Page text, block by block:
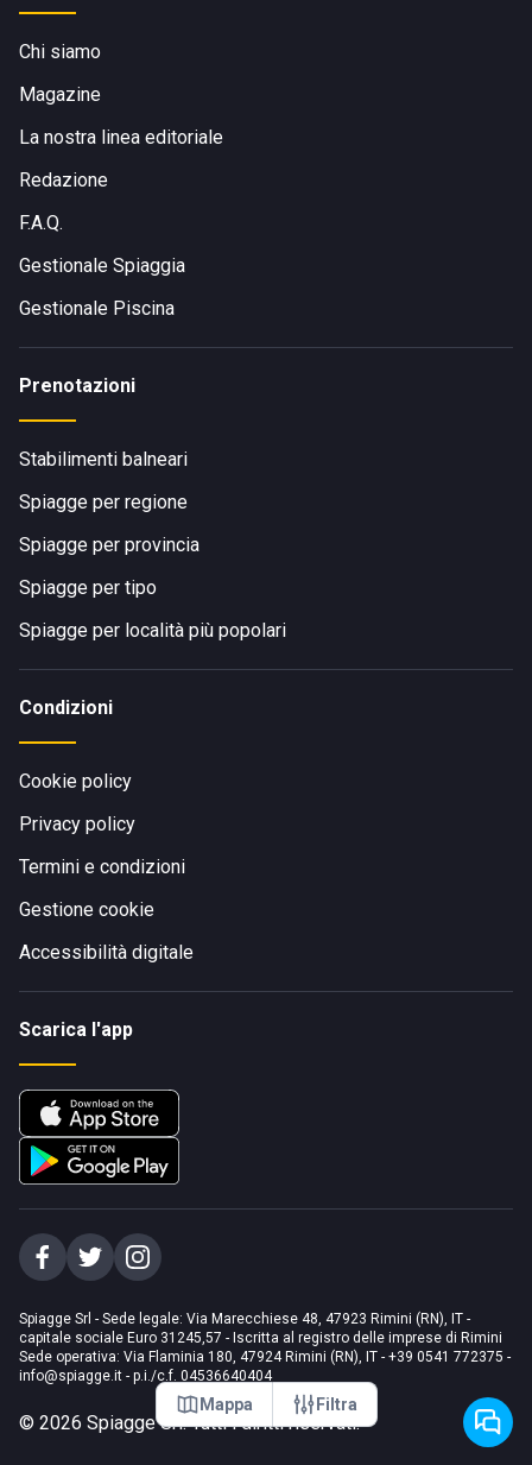
Mappa Filtra
Chi siamo
Magazine
La nostra linea editoriale
Redazione
F.A.Q.
Gestionale Spiaggia
Gestionale Piscina
Prenotazioni
Stabilimenti balneari
Spiagge per regione
Spiagge per provincia
Spiagge per tipo
Spiagge per località più popolari
Condizioni
Cookie policy
Privacy policy
Termini e condizioni
Gestione cookie
Accessibilità digitale
Scarica l'app
Spiagge Srl - Sede legale: Via Marecchiese 48, 47923 Rimini (RN), IT -
capitale sociale Euro 31245,57 - Iscritta al registro delle imprese di Rimini
Sede operativa: Via Flaminia 180, 47924 Rimini (RN), IT - +39 0541 772375 -
info@spiagge.it - p.i./c.f. 04536640404
© 2026 Spiagge Srl. Tutti i diritti riservati.